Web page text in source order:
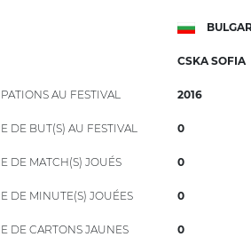
CSKA SOFIA
AU FESTIVAL 2016
DE BUT(S) AU FESTIVAL 0
DE MATCH(S) JOUÉS 0
DE MINUTE(S) JOUÉES 0
DE CARTONS JAUNES 0